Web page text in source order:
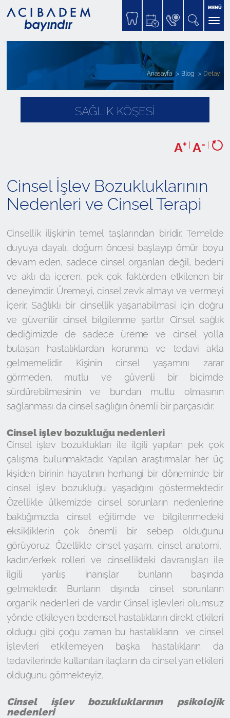
MENÜ
SAĞLIK KÖŞESİ
Anasayfa Blog Detay
A+ | A- |
Cinsel İşlev Bozukluklarının
Nedenleri ve Cinsel Terapi
Cinsellik ilişkinin temel taşlarından biridir. Temelde
duyuya dayalı, doğum öncesi başlayıp ömür boyu
devam eden, sadece cinsel organları değil, bedeni
ve aklı da içeren, pek çok faktörden etkilenen bir
deneyimdir. Üremeyi, cinsel zevk almayı ve vermeyi
içerir. Sağlıklı bir cinsellik yaşanabilmasi için doğru
ve güvenilir cinsel bilgilenme şarttır. Cinsel sağlık
dediğimizde de sadece üreme ve cinsel yolla
bulaşan hastalıklardan korunma ve tedavi akla
gelmemelidir. Kişinin cinsel yaşamını zarar
görmeden, mutlu ve güvenli bir biçimde
sürdürebilmesinin ve bundan mutlu olmasının
sağlanması da cinsel sağlığın önemli bir parçasıdır.
Cinsel işlev bozukluğu nedenleri
Cinsel işlev bozuklukları ile ilgili yapılan pek çok
çalışma bulunmaktadır. Yapılan araştırmalar her üç
kişiden birinin hayatının herhangi bir döneminde bir
cinsel işlev bozukluğu yaşadığını göstermektedir.
Özellikle ülkemizde cinsel sorunların nedenlerine
baktığımızda cinsel eğitimde ve bilgilenmedeki
eksikliklerin çok önemli bir sebep olduğunu
görüyoruz. Özellikle cinsel yaşam, cinsel anatomi,
kadın/erkek rolleri ve cinsellikteki davranışları ile
ilgili yanlış inanışlar bunların başında
gelmektedir. Bunların dışında cinsel sorunların
organik nedenleri de vardır. Cinsel işlevleri olumsuz
yönde etkileyen bedensel hastalıkların direkt etkileri
olduğu gibi çoğu zaman bu hastalıkların ve cinsel
işlevleri etkilemeyen başka hastalıkların da
tedavilerinde kullanılan ilaçların da cinsel yan etkileri
olduğunu görmekteyiz.
Cinsel işlev bozukluklarının psikolojik
nedenleri